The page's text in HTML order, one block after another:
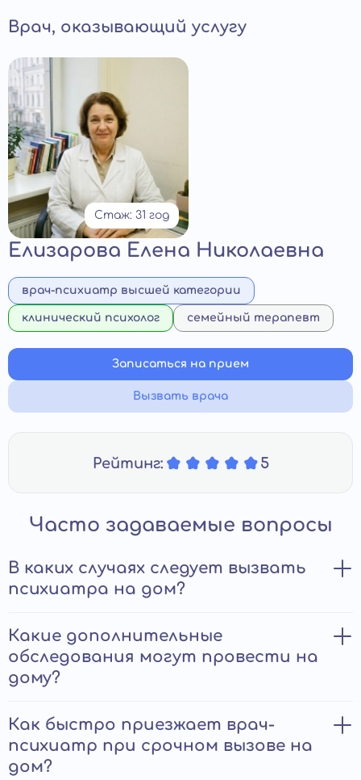
Врач, оказывающий услугу
Стаж: 31 год
Елизарова Елена Николаевна
врач-психиатр высшей категории
клинический психолог семейный терапевт
Записаться на прием
Вызвать врача
Рейтинг: 5
Часто задаваемые вопросы
В каких случаях следует вызвать
психиатра на дом?
Прием психиатра на дому требуется при наличии
ряда проблем:
Больной не признает наличие патологии,
за пациентом, находит аргументы, убеждающие
последнего начать лечение.
Клиенту требуется конфиденциальность.
Какие дополнительные
обследования могут провести на
дому?
Помимо устного опроса, психиатрического
тестирования, осмотра, врач проводит:
Экспресс-анализы. Позволяют проверить кровь на
Как быстро приезжает врач-
психиатр при срочном вызове на
дом?